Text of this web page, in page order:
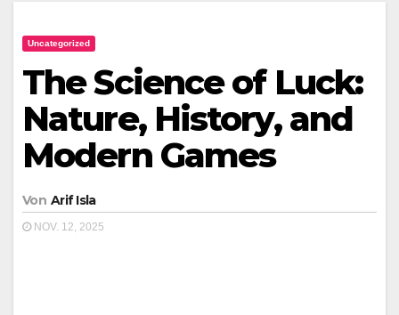
Uncategorized
The Science of Luck:
Nature, History, and
Modern Games
Von Arif Isla
NOV. 12, 2025